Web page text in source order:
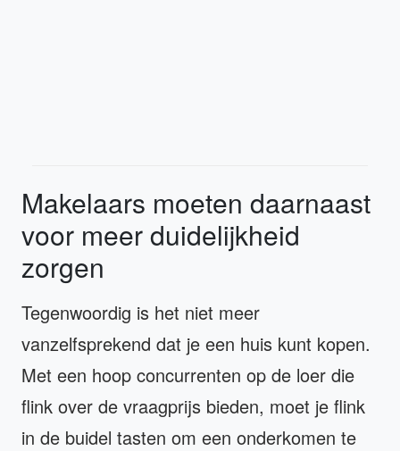
Makelaars moeten daarnaast
voor meer duidelijkheid
zorgen
Tegenwoordig is het niet meer
vanzelfsprekend dat je een huis kunt kopen.
Met een hoop concurrenten op de loer die
flink over de vraagprijs bieden, moet je flink
in de buidel tasten om een onderkomen te